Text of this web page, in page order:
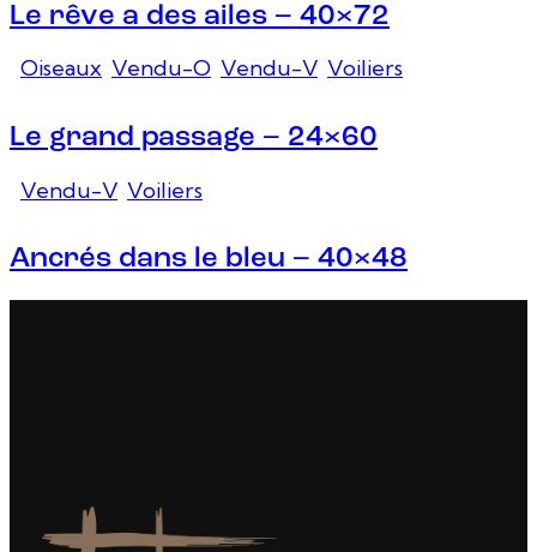
Le rêve a des ailes – 40×72
Oiseaux Vendu-O Vendu-V Voiliers
Le grand passage – 24×60
Vendu-V Voiliers
Ancrés dans le bleu – 40×48